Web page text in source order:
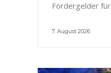
Fördergelder für
7. August 2026